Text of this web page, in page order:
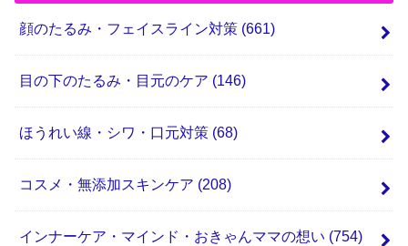
顔のたるみ・フェイスライン対策 (661)
目の下のたるみ・目元のケア (146)
ほうれい線・シワ・口元対策 (68)
コスメ・無添加スキンケア (208)
インナーケア・マインド・おきゃんママの想い (754)